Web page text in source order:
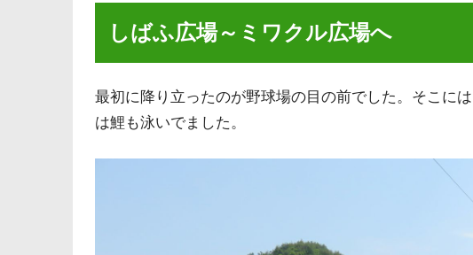
しばふ広場～ミワクル広場へ
最初に降り立ったのが野球場の目の前でした。そこに
は鯉も泳いでました。